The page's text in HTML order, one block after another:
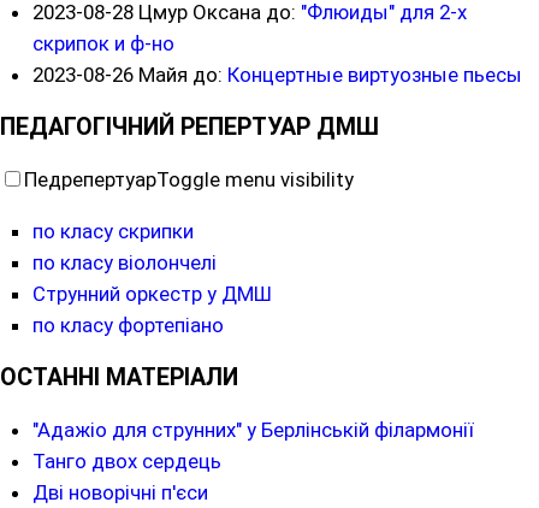
2023-08-28 Цмур Оксана до: "Флюиды" для 2-х
скрипок и ф-но
2023-08-26 Майя до: Концертные виртуозные пьесы
ПЕДАГОГІЧНИЙ РЕПЕРТУАР ДМШ
ПедрепертуарToggle menu visibility
по класу скрипки
по класу віолончелі
Струнний оркестр у ДМШ
по класу фортепіано
ОСТАННІ МАТЕРІАЛИ
"Адажіо для струнних" у Берлінській філармонії
Танго двох сердець
Дві новорічні п'єси